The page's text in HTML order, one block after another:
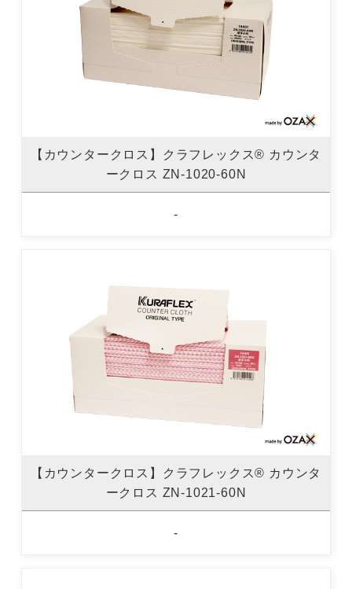
【カウンタークロス】クラフレックス® カウンタ
ークロス ZN-1020-60N
-
【カウンタークロス】クラフレックス® カウンタ
ークロス ZN-1021-60N
-